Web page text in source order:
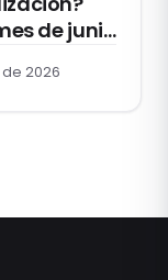
de junio
2026